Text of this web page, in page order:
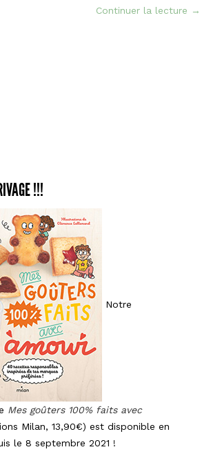
Continuer la lecture «
→
!!!
Notre
Mes goûters 100% faits avec
Milan, 13,90€) est disponible en
le 8 septembre 2021 !